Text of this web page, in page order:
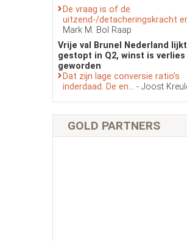
De vraag is of de
uitzend-/detacheringskracht
Mark M. Bol Raap
Vrije val Brunel Nederland lijkt
gestopt in Q2, winst is verlies
geworden
Dat zijn lage conversie ratio’s
inderdaad. De en... - Joost
GOLD PARTNERS